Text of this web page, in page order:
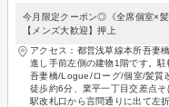
今月限定クーポン◎《全席個室×
【メンズ大歓迎】押上
アクセス：都営浅草線本所吾妻
進し手前左側の建物1階です。
吾妻橋/Logue/ローグ/個室/髪質
徒歩約6分、業平一丁目交差点
駅改札口から言問通りに出て左